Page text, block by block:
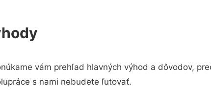
vám prehľad hlavných výhod a dôvodov,
s nami nebudete ľutovať.